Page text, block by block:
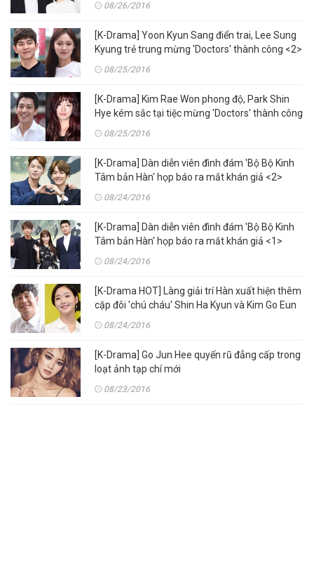
08/26/2016
[K-Drama] Yoon Kyun Sang điển trai, Lee Sung
Kyung trẻ trung mừng 'Doctors' thành công <2>
08/25/2016
[K-Drama] Kim Rae Won phong độ, Park Shin
Hye kém sắc tại tiệc mừng 'Doctors' thành công
08/25/2016
[K-Drama] Dàn diễn viên đình đám 'Bộ Bộ Kinh
Tâm bản Hàn' họp báo ra mắt khán giả <2>
08/24/2016
[K-Drama] Dàn diễn viên đình đám 'Bộ Bộ Kinh
Tâm bản Hàn' họp báo ra mắt khán giả <1>
08/24/2016
[K-Drama HOT] Làng giải trí Hàn xuất hiện thêm
cặp đôi 'chú cháu' Shin Ha Kyun và Kim Go Eun
08/24/2016
[K-Drama] Go Jun Hee quyến rũ đẳng cấp trong
loạt ảnh tạp chí mới
08/23/2016